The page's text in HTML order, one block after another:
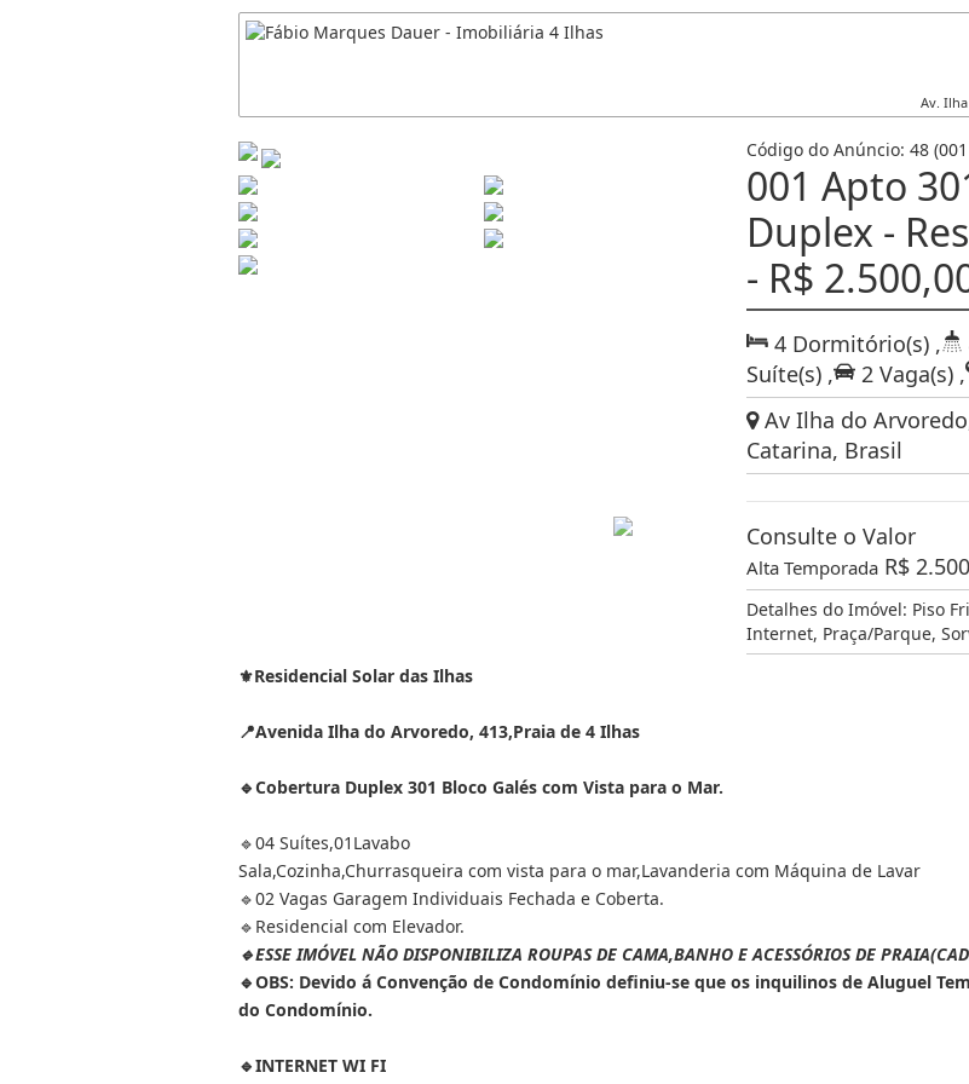
Av.
Código do Anúncio: 48
001 Apto
Duplex -
- R$
4 Dormitório(s) ,
Suíte(s) , 2 Vaga(s) ,
Av Ilha do
Catarina, Brasil
Consulte o Valor
Alta Temporada R$ 2.500
Detalhes do Imóvel: Piso
Internet, Praça/Parque,
⚜️Residencial Solar das Ilhas
📍Avenida Ilha do Arvoredo, 413,Praia de 4 Ilhas
🔹️Cobertura Duplex 301 Bloco Galés com Vista para o Mar.
🔹️04 Suítes,01Lavabo
Sala,Cozinha,Churrasqueira com vista para o mar,Lavanderia com Máquina de Lavar
🔹️02 Vagas Garagem Individuais Fechada e Coberta.
🔹️Residencial com Elevador.
🔹️ESSE IMÓVEL NÃO DISPONIBILIZA ROUPAS DE CAMA,BANHO E ACESSÓRIOS DE
🔹️OBS: Devido á Convenção de Condomínio definiu-se que os inquilinos de Aluguel
do Condomínio.
🔹️INTERNET WI FI